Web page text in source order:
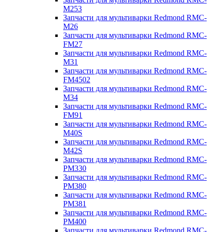
M253
Запчасти для мультиварки Redmond RMC-
M26
Запчасти для мультиварки Redmond RMC-
FM27
Запчасти для мультиварки Redmond RMC-
M31
Запчасти для мультиварки Redmond RMC-
FM4502
Запчасти для мультиварки Redmond RMC-
M34
Запчасти для мультиварки Redmond RMC-
FM91
Запчасти для мультиварки Redmond RMC-
M40S
Запчасти для мультиварки Redmond RMC-
M42S
Запчасти для мультиварки Redmond RMC-
PM330
Запчасти для мультиварки Redmond RMC-
PM380
Запчасти для мультиварки Redmond RMC-
PM381
Запчасти для мультиварки Redmond RMC-
PM400
Запчасти для мультиварки Redmond RMC-